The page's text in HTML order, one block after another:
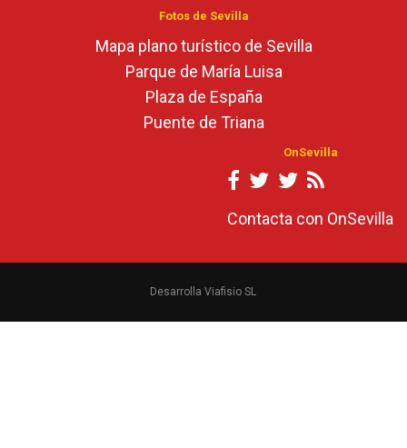
Fotos de Sevilla
Mapa plano turístico de Sevilla
Parque de María Luisa
Plaza de España
Puente de Triana
OnSevilla
Contacta con OnSevilla
Desarrolla Viafisio SL